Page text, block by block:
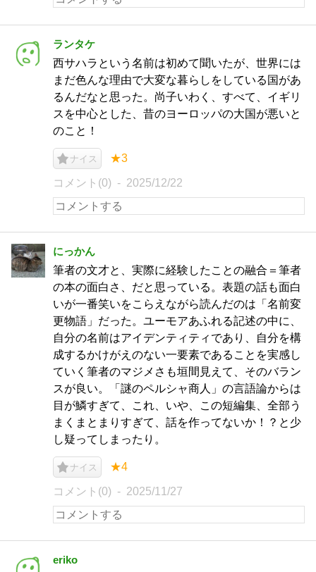
ランタケ
西サハラという名前は初めて聞いたが、世界には
まだ色んな理由で大変な暮らしをしている国があ
るんだなと思った。尚子いわく、すべて、イギリ
スを中心とした、昔のヨーロッパの大国が悪いと
のこと！
ナイス ★3
コメント(0) 2025/12/22
にっかん
筆者の文才と、実際に経験したことの融合＝筆者
の本の面白さ、だと思っている。表題の話も面白
いが一番笑いをこらえながら読んだのは「名前変
更物語」だった。ユーモアあふれる記述の中に、
自分の名前はアイデンティティであり、自分を構
成するかけがえのない一要素であることを実感し
ていく筆者のマジメさも垣間見えて、そのバラン
スが良い。「謎のペルシャ商人」の言語論からは
目が鱗すぎて、これ、いや、この短編集、全部う
まくまとまりすぎて、話を作ってないか！？と少
し疑ってしまったり。
ナイス ★4
コメント(0) 2025/11/27
eriko